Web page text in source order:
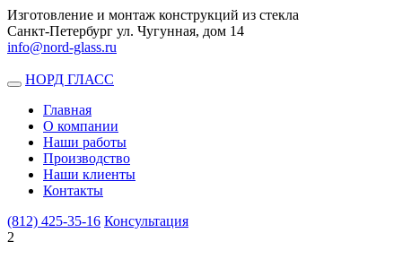
Изготовление и монтаж конструкций из стекла
Санкт-Петербург ул. Чугунная, дом 14
info@nord-glass.ru
Toggle
navigation
НОРД ГЛАСС
Главная
О компании
Наши работы
Производство
Наши клиенты
Контакты
(812) 425-35-16 Консультация
2